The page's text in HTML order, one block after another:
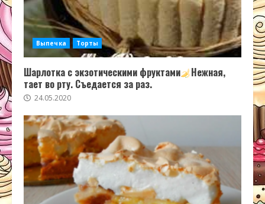
Выпечка Торты
Шарлотка с экзотическими фруктами
Нежная,
тает во рту. Съедается за раз.
24.05.2020